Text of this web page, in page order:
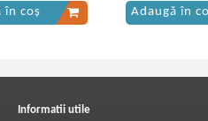
în coș Adaugă în
Informatii utile